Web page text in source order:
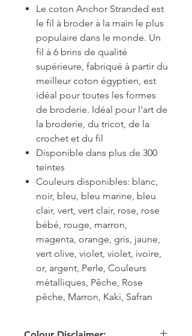
Le coton Anchor Stranded est
le fil à broder à la main le plus
populaire dans le monde. Un
fil à 6 brins de qualité
supérieure, fabriqué à partir du
meilleur coton égyptien, est
idéal pour toutes les formes
de broderie. Idéal pour l'art de
la broderie, du tricot, de la
crochet et du fil
Disponible dans plus de 300
teintes
Couleurs disponibles: blanc,
noir, bleu, bleu marine, bleu
clair, vert, vert clair, rose, rose
bébé, rouge, marron,
magenta, orange, gris, jaune,
vert olive, violet, violet, ivoire,
or, argent, Perle, Couleurs
métalliques, Pêche, Rose
pêche, Marron, Kaki, Safran